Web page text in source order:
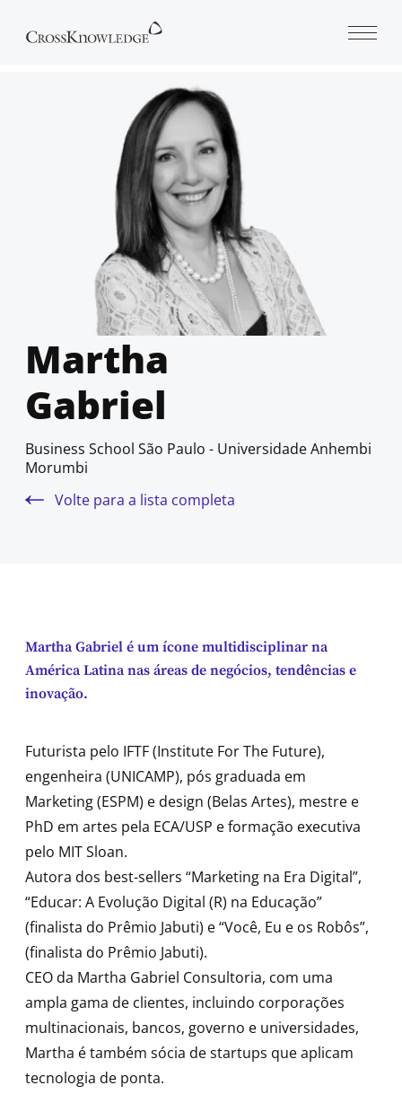
Martha
Gabriel
Business School São Paulo - Universidade Anhembi
Morumbi
Volte para a lista completa
Martha Gabriel é um ícone multidisciplinar na
América Latina nas áreas de negócios, tendências e
inovação.
Futurista pelo IFTF (Institute For The Future),
engenheira (UNICAMP), pós graduada em
Marketing (ESPM) e design (Belas Artes), mestre e
PhD em artes pela ECA/USP e formação executiva
pelo MIT Sloan.
Autora dos best-sellers “Marketing na Era Digital”,
“Educar: A Evolução Digital (R) na Educação”
(finalista do Prêmio Jabuti) e “Você, Eu e os Robôs”,
(finalista do Prêmio Jabuti).
CEO da Martha Gabriel Consultoria, com uma
ampla gama de clientes, incluindo corporações
multinacionais, bancos, governo e universidades,
Martha é também sócia de startups que aplicam
tecnologia de ponta.